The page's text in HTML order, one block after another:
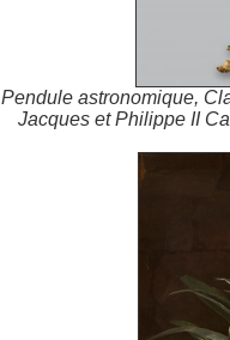
Pendule astronomique,
Jacques et Philippe II